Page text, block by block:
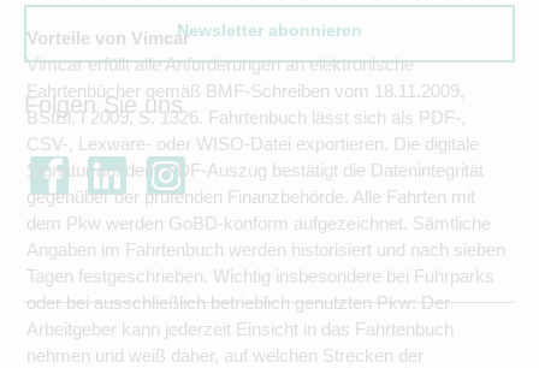
Vorteile von Vimcar
Vimcar erfüllt alle Anforderungen an elektronische
Fahrtenbücher gemäß BMF-Schreiben vom 18.11.2009,
BStBl. I 2009, S. 1326. Fahrtenbuch lässt sich als PDF-,
CSV-, Lexware- oder WISO-Datei exportieren. Die digitale
Signatur auf dem PDF-Auszug bestätigt die Datenintegrität
gegenüber der prüfenden Finanzbehörde. Alle Fahrten mit
dem Pkw werden GoBD-konform aufgezeichnet. Sämtliche
Angaben im Fahrtenbuch werden historisiert und nach sieben
Tagen festgeschrieben. Wichtig insbesondere bei Fuhrparks
oder bei ausschließlich betrieblich genutzten Pkw: Der
Arbeitgeber kann jederzeit Einsicht in das Fahrtenbuch
nehmen und weiß daher, auf welchen Strecken der
Newsletter abonnieren
Folgen Sie uns